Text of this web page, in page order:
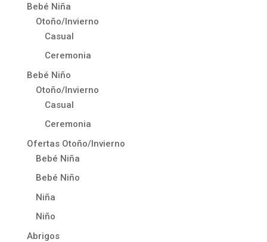
Bebé Niña
Otoño/Invierno
Casual
Ceremonia
Bebé Niño
Otoño/Invierno
Casual
Ceremonia
Ofertas Otoño/Invierno
Bebé Niña
Bebé Niño
Niña
Niño
Abrigos